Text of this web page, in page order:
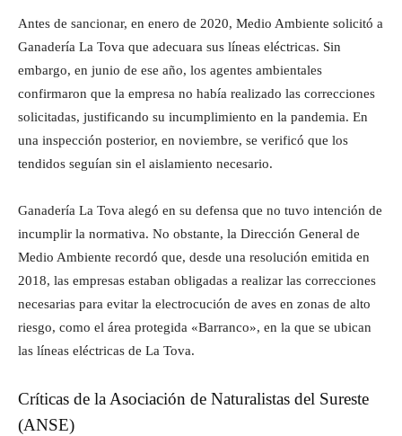
Antes de sancionar, en enero de 2020, Medio Ambiente solicitó a
Ganadería La Tova que adecuara sus líneas eléctricas. Sin
embargo, en junio de ese año, los agentes ambientales
confirmaron que la empresa no había realizado las correcciones
solicitadas, justificando su incumplimiento en la pandemia. En
una inspección posterior, en noviembre, se verificó que los
tendidos seguían sin el aislamiento necesario.
Ganadería La Tova alegó en su defensa que no tuvo intención de
incumplir la normativa. No obstante, la Dirección General de
Medio Ambiente recordó que, desde una resolución emitida en
2018, las empresas estaban obligadas a realizar las correcciones
necesarias para evitar la electrocución de aves en zonas de alto
riesgo, como el área protegida «Barranco», en la que se ubican
las líneas eléctricas de La Tova.
Críticas de la Asociación de Naturalistas del Sureste
(ANSE)